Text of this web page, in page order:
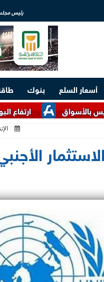
رئيس
أسعار السلع بنوك
ارتفاع البورصة بمستهل